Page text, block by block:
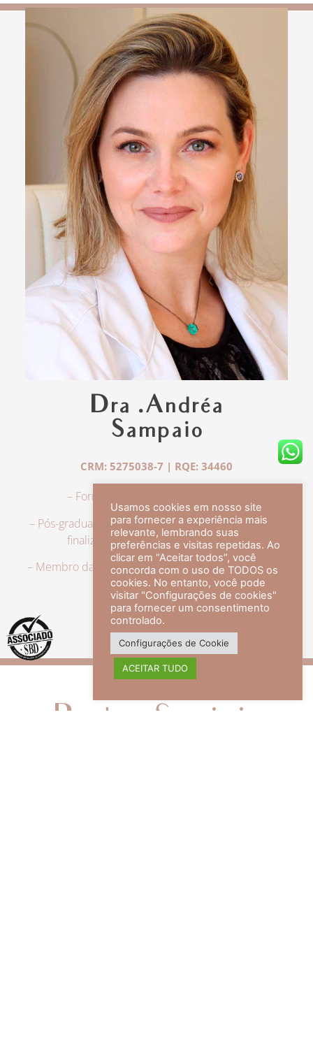
Dra .Andréa
Sampaio
CRM: 5275038-7 | RQE: 34460
– Formação em Medicina pela UFRJ.
– Pós-graduação em Dermatologia pela UFRJ, tendo
finalizado a especialização em 2007.
– Membro da Sociedade Brasileira de Dermatologia,
com título de especialista.
veja mais +
Redes Sociais
Usamos cookies em nosso site
para fornecer a experiência mais
relevante, lembrando suas
preferências e visitas repetidas. Ao
clicar em “Aceitar todos”, você
concorda com o uso de TODOS os
cookies. No entanto, você pode
visitar "Configurações de cookies"
para fornecer um consentimento
controlado.
Configurações de Cookie
ACEITAR TUDO